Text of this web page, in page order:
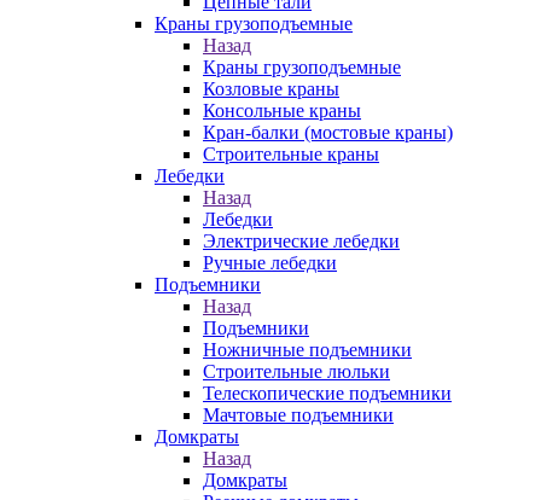
Краны грузоподъемные
Назад
Краны грузоподъемные
Козловые краны
Консольные краны
Кран-балки (мостовые краны)
Строительные краны
Лебедки
Назад
Лебедки
Электрические лебедки
Ручные лебедки
Подъемники
Назад
Подъемники
Ножничные подъемники
Строительные люльки
Телескопические подъемники
Мачтовые подъемники
Домкраты
Назад
Домкраты